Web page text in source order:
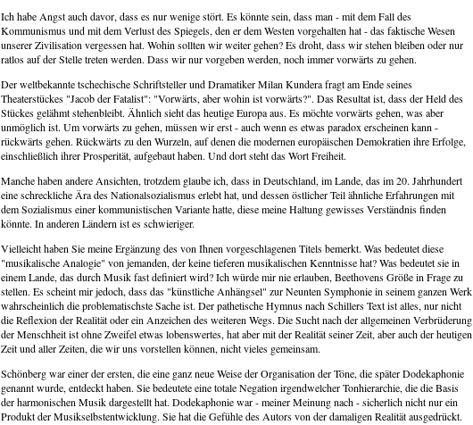
Ich habe Angst auch davor, dass es nur wenige stört. Es könnte sein, dass man - mit dem Fall des
Kommunismus und mit dem Verlust des Spiegels, den er dem Westen vorgehalten hat - das faktische Wesen
unserer Zivilisation vergessen hat. Wohin sollten wir weiter gehen? Es droht, dass wir stehen bleiben oder nur
ratlos auf der Stelle treten werden. Dass wir nur vorgeben werden, noch immer vorwärts zu gehen.
Der weltbekannte tschechische Schriftsteller und Dramatiker Milan Kundera fragt am Ende seines
Theaterstückes "Jacob der Fatalist": "Vorwärts, aber wohin ist vorwärts?". Das Resultat ist, dass der Held des
Stückes gelähmt stehenbleibt. Ähnlich sieht das heutige Europa aus. Es möchte vorwärts gehen, was aber
unmöglich ist. Um vorwärts zu gehen, müssen wir erst - auch wenn es etwas paradox erscheinen kann -
rückwärts gehen. Rückwärts zu den Wurzeln, auf denen die modernen europäischen Demokratien ihre Erfolge,
einschließlich ihrer Prosperität, aufgebaut haben. Und dort steht das Wort Freiheit.
Manche haben andere Ansichten, trotzdem glaube ich, dass in Deutschland, im Lande, das im 20. Jahrhundert
eine schreckliche Ära des Nationalsozialismus erlebt hat, und dessen östlicher Teil ähnliche Erfahrungen mit
dem Sozialismus einer kommunistischen Variante hatte, diese meine Haltung gewisses Verständnis finden
könnte. In anderen Ländern ist es schwieriger.
Vielleicht haben Sie meine Ergänzung des von Ihnen vorgeschlagenen Titels bemerkt. Was bedeutet diese
"musikalische Analogie" von jemanden, der keine tieferen musikalischen Kenntnisse hat? Was bedeutet sie in
einem Lande, das durch Musik fast definiert wird? Ich würde mir nie erlauben, Beethovens Größe in Frage zu
stellen. Es scheint mir jedoch, dass das "künstliche Anhängsel" zur Neunten Symphonie in seinem ganzen Werk
wahrscheinlich die problematischste Sache ist. Der pathetische Hymnus nach Schillers Text ist alles, nur nicht
die Reflexion der Realität oder ein Anzeichen des weiteren Wegs. Die Sucht nach der allgemeinen Verbrüderung
der Menschheit ist ohne Zweifel etwas lobenswertes, hat aber mit der Realität seiner Zeit, aber auch der heutigen
Zeit und aller Zeiten, die wir uns vorstellen können, nicht vieles gemeinsam.
Schönberg war einer der ersten, die eine ganz neue Weise der Organisation der Töne, die später Dodekaphonie
genannt wurde, entdeckt haben. Sie bedeutete eine totale Negation irgendwelcher Tonhierarchie, die die Basis
der harmonischen Musik dargestellt hat. Dodekaphonie war - meiner Meinung nach - sicherlich nicht nur ein
Produkt der Musikselbstentwicklung. Sie hat die Gefühle des Autors von der damaligen Realität ausgedrückt.